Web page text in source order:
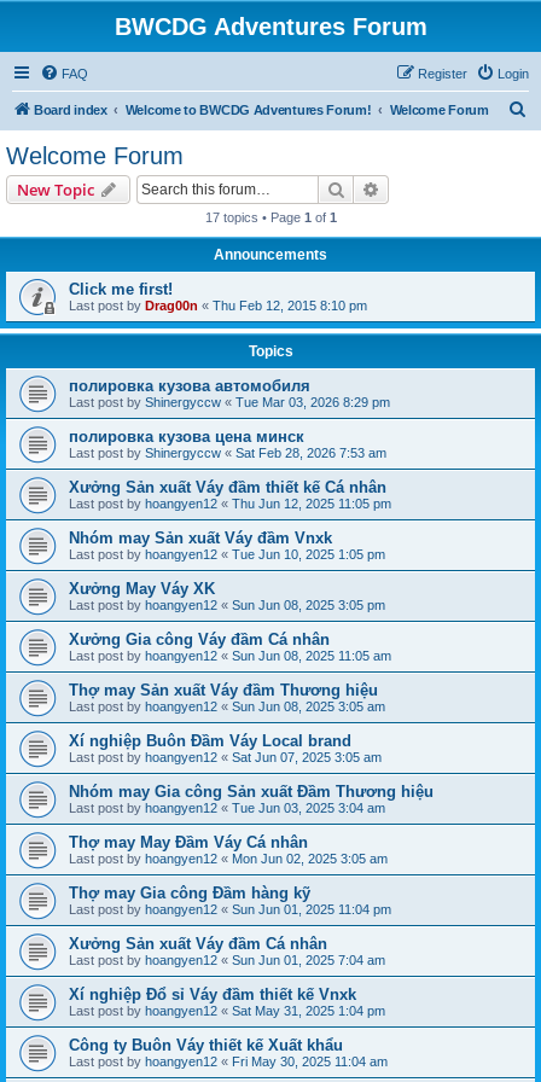
BWCDG Adventures Forum
FAQ Login
Register
Board index Welcome to BWCDG Adventures Forum! Welcome Forum
Welcome Forum
New Topic Search
17 topics • Page 1 of 1
Announcements
Click me first!
Last post by Drag00n « Thu Feb 12, 2015 8:10 pm
Topics
полировка кузова автомобиля
Last post by Shinergyccw « Tue Mar 03, 2026 8:29 pm
полировка кузова цена минск
Last post by Shinergyccw « Sat Feb 28, 2026 7:53 am
Xưởng Sản xuất Váy đầm thiết kế Cá nhân
Last post by hoangyen12 « Thu Jun 12, 2025 11:05 pm
Nhóm may Sản xuất Váy đầm Vnxk
Last post by hoangyen12 « Tue Jun 10, 2025 1:05 pm
Xưởng May Váy XK
Last post by hoangyen12 « Sun Jun 08, 2025 3:05 pm
Xưởng Gia công Váy đầm Cá nhân
Last post by hoangyen12 « Sun Jun 08, 2025 11:05 am
Thợ may Sản xuất Váy đầm Thương hiệu
Last post by hoangyen12 « Sun Jun 08, 2025 3:05 am
Xí nghiệp Buôn Đầm Váy Local brand
Last post by hoangyen12 « Sat Jun 07, 2025 3:05 am
Nhóm may Gia công Sản xuất Đầm Thương hiệu
Last post by hoangyen12 « Tue Jun 03, 2025 3:04 am
Thợ may May Đầm Váy Cá nhân
Last post by hoangyen12 « Mon Jun 02, 2025 3:05 am
Thợ may Gia công Đầm hàng kỹ
Last post by hoangyen12 « Sun Jun 01, 2025 11:04 pm
Xưởng Sản xuất Váy đầm Cá nhân
Last post by hoangyen12 « Sun Jun 01, 2025 7:04 am
Xí nghiệp Đổ sỉ Váy đầm thiết kế Vnxk
Last post by hoangyen12 « Sat May 31, 2025 1:04 pm
Công ty Buôn Váy thiết kế Xuất khẩu
Last post by hoangyen12 « Fri May 30, 2025 11:04 am